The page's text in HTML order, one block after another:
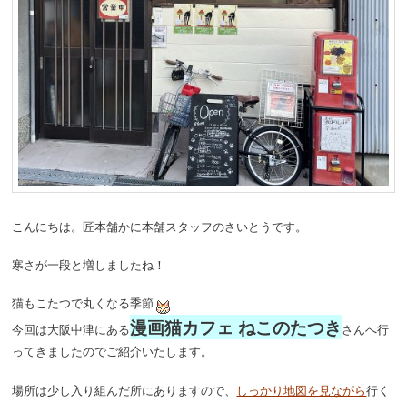
こんにちは。匠本舗かに本舗スタッフのさいとうです。
寒さが一段と増しましたね！
猫もこたつで丸くなる季節
今回は大阪中津にある漫画猫カフェ ねこのたつき さんへ行
ってきましたのでご紹介いたします。
場所は少し入り組んだ所にありますので、 しっかり地図を見ながら行く